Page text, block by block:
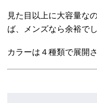
見た目以上に大容量な
ば、メンズなら余裕でし
カラーは４種類で展開